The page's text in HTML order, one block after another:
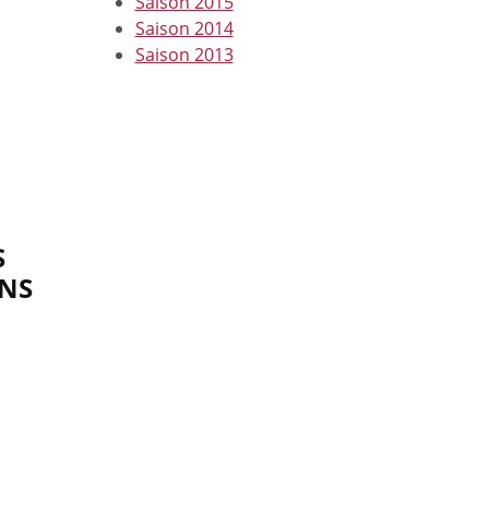
Saison 2014
Saison 2013